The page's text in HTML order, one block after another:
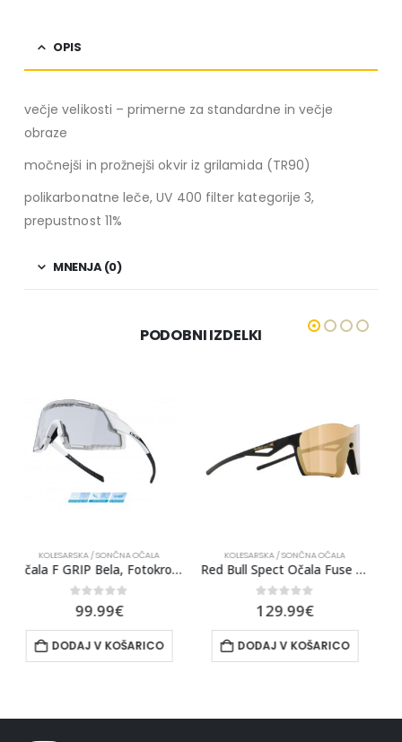
OPIS
večje velikosti – primerne za standardne in večje
obraze
močnejši in prožnejši okvir iz grilamida (TR90)
polikarbonatne leče, UV 400 filter kategorije 3,
prepustnost 11%
MNENJA (0)
PODOBNI IZDELKI
KOLESARSKA / SONČNA OČALA
Red Bull Spect Očala Fuse Zlata
0out of 5
129.99
DODAJ V KOŠARICO
KOLESARSKA / SONČNA OČALA
Red Bull Spect Očala Daft Modra
0out of 5
79.99€
DODAJ V KOŠARICO